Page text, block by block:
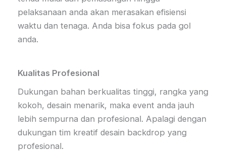
pelaksanaan anda akan merasakan efisiensi
waktu dan tenaga. Anda bisa fokus pada gol
anda.
Kualitas Profesional
Dukungan bahan berkualitas tinggi, rangka yang
kokoh, desain menarik, maka event anda jauh
lebih sempurna dan profesional. Apalagi dengan
dukungan tim kreatif desain backdrop yang
profesional.